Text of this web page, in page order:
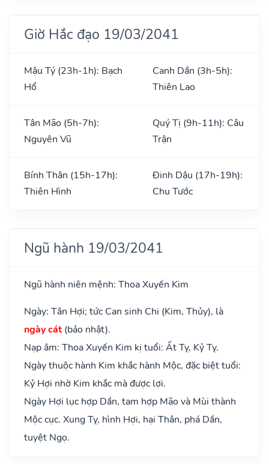
Giờ Hắc đạo 19/03/2041
Mậu Tý (23h-1h): Bạch
Hổ
Canh Dần (3h-5h):
Thiên Lao
Tân Mão (5h-7h):
Nguyên Vũ
Quý Tị (9h-11h): Câu
Trận
Bính Thân (15h-17h):
Thiên Hình
Đinh Dậu (17h-19h):
Chu Tước
Ngũ hành 19/03/2041
Ngũ hành niên mệnh: Thoa Xuyến Kim
Ngày: Tân Hợi; tức Can sinh Chi (Kim, Thủy), là
ngày cát(bảo nhật).
Nạp âm: Thoa Xuyến Kim kị tuổi: Ất Tỵ, Kỷ Tỵ.
Ngày thuộc hành Kim khắc hành Mộc, đặc biệt tuổi:
Kỷ Hợi nhờ Kim khắc mà được lợi.
Ngày Hợi lục hợp Dần, tam hợp Mão và Mùi thành
Mộc cục. Xung Tỵ, hình Hợi, hại Thân, phá Dần,
tuyệt Ngọ.